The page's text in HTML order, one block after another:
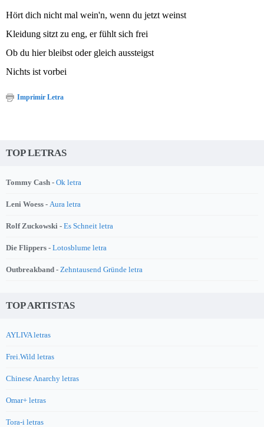
Hört dich nicht mal wein'n, wenn du jetzt weinst
Kleidung sitzt zu eng, er fühlt sich frei
Ob du hier bleibst oder gleich aussteigst
Nichts ist vorbei
Imprimir Letra
TOP LETRAS
Tommy Cash - Ok letra
Leni Woess - Aura letra
Rolf Zuckowski - Es Schneit letra
Die Flippers - Lotosblume letra
Outbreakband - Zehntausend Gründe letra
TOP ARTISTAS
AYLIVA letras
Frei.Wild letras
Chinese Anarchy letras
Omar+ letras
Tora-i letras